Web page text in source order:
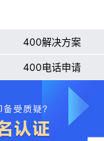
400解决方案
400电话申请